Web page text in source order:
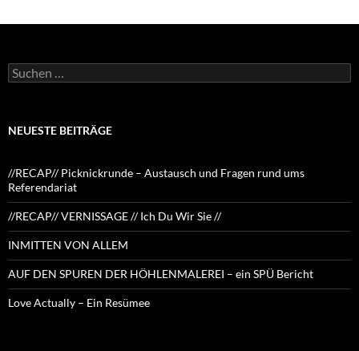
Suchen
nach:
NEUESTE BEITRÄGE
//RECAP// Picknickrunde – Austausch und Fragen rund ums
Referendariat
//RECAP// VERNISSAGE // Ich Du Wir Sie //
INMITTEN VON ALLEM
AUF DEN SPUREN DER HÖHLENMALEREI – ein SPÜ Bericht
Love Actually – Ein Resümee